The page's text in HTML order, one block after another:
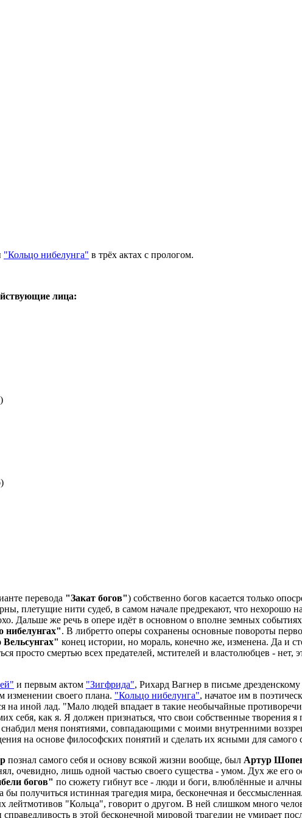
"Кольцо нибелунга" в трёх актах с прологом.
лица:
перевода "Закат богов") собственно богов касается только
плетущие нити судеб, в самом начале предрекают, что нехорошо
Дальше же речь в опере идёт в основном о вполне земных
нибелунгах". В либретто оперы сохранены основные повороты
Вельсунгах" конец истории, но мораль, конечно же, изменена. Да и
просто смертью всех предателей, мстителей и властолюбцев - нет,
и первым актом "Зигфрида", Рихард Вагнер в письме
изменении своего плана. "Кольцо нибелунга", начатое им в
на иной лад. "Мало людей впадает в такие необычайные
себя, как я. Я должен признаться, что свои собственные творения я
меня понятиями, совпадающими с моими внутренними
на основе философских понятий и сделать их ясными для самого
познал самого себя и основу всякой жизни вообще, был Артур
очевидно, лишь одной частью своего существа - умом. Дух же его
богов" по сюжету гибнут все - люди и боги, влюблённые и
получиться истинная трагедия мира, бесконечная и
лейтмотивов "Кольца", говорит о другом. В ней слишком много
в этой бесконечной мировой трагедии не умирает